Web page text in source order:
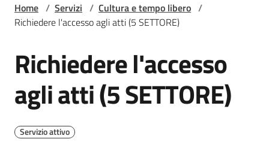
Novità
Servizi
Menu selezionato
Vivere
Home / Servizi / Cultura e tempo libero /
Richiedere l'accesso agli atti (5 SETTORE)
Salta al contenuto
Richiedere l'accesso
agli atti (5 SETTORE)
Servizio attivo